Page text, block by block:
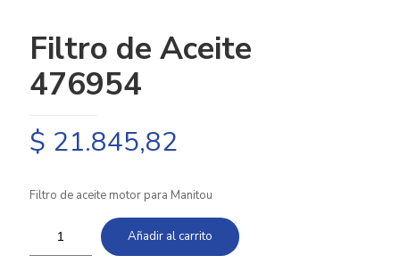
Filtro de Aceite
476954
$ 21.845,82
Filtro de aceite motor para Manitou
Añadir al carrito